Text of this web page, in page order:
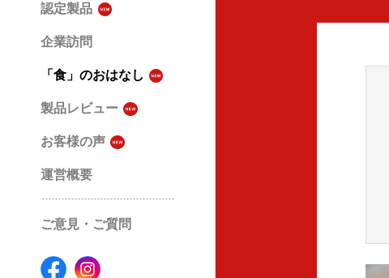
認定製品
企業訪問
「食」のおはなし
製品レビュー
お客様の声
運営概要
ご意見・ご質問